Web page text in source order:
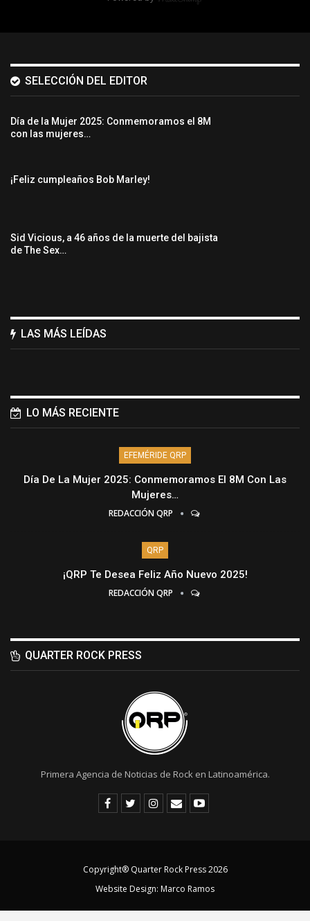
SELECCIÓN DEL EDITOR
Día de la Mujer 2025: Conmemoramos el 8M
con las mujeres…
¡Feliz cumpleaños Bob Marley!
Sid Vicious, a 46 años de la muerte del bajista
de The Sex…
LAS MÁS LEÍDAS
LO MÁS RECIENTE
EFEMÉRIDE QRP
Día De La Mujer 2025: Conmemoramos El 8M Con Las
Mujeres…
REDACCIÓN QRP
QRP
¡QRP Te Desea Feliz Año Nuevo 2025!
REDACCIÓN QRP
QUARTER ROCK PRESS
Primera Agencia de Noticias de Rock en Latinoamérica.
Copyright® Quarter Rock Press 2026
Website Design: Marco Ramos